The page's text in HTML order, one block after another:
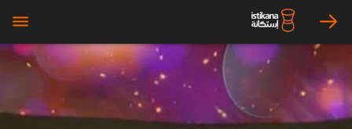
arrow_right
bars